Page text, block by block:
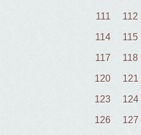
111 112
114 115
117 118
120 121
123 124
126 127